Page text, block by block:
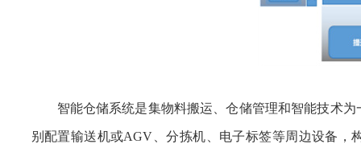
智能仓储系统是集物料搬运、仓储管理和智能技术
别配置输送机或AGV、分拣机、电子标签等周边设备，